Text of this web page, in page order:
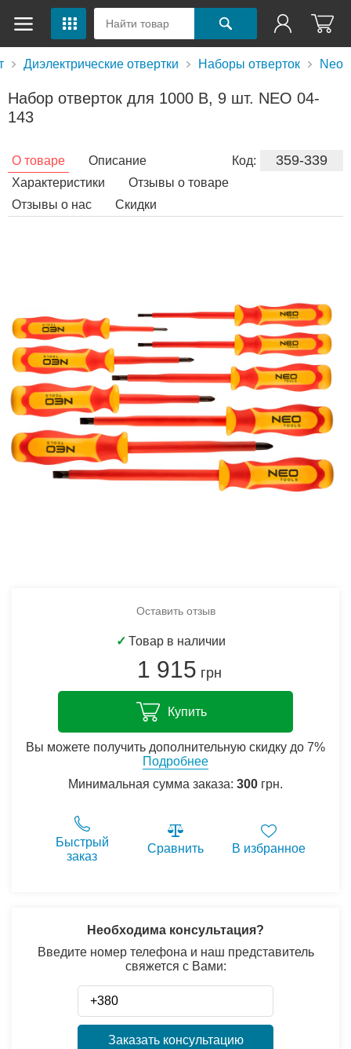
Диэлектрические отвертки Наборы отверток Neo
Набор отверток для 1000 В, 9 шт. NEO 04-
143
Код: 359-339
О товаре
Описание
Характеристики
Отзывы о товаре
Отзывы о нас
Скидки
Оставить отзыв
✓ Товар в наличии
1 915 грн
Купить
Вы можете получить дополнительную скидку до 7%
Подробнее
Минимальная сумма заказа: 300 грн.
Быстрый
заказ
Сравнить В избранное
Необходима консультация?
Введите номер телефона и наш представитель
свяжется с Вами:
Заказать консультацию